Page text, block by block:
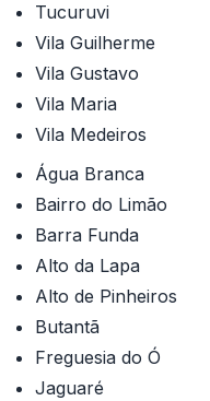
Tucuruvi
Vila Guilherme
Vila Gustavo
Vila Maria
Vila Medeiros
Água Branca
Bairro do Limão
Barra Funda
Alto da Lapa
Alto de Pinheiros
Butantã
Freguesia do Ó
Jaguaré